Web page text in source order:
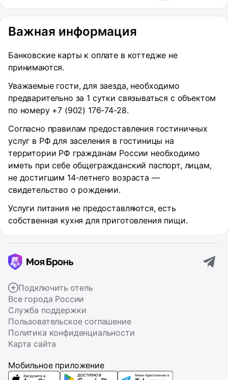
Важная информация
Банковские карты к оплате в коттедже не
принимаются.
Уважаемые гости, для заезда, необходимо
предварительно за 1 сутки связываться с объектом
по номеру +7 (902) 176-74-28.
Согласно правилам предоставления гостиничных
услуг в РФ для заселения в гостиницы на
территории РФ гражданам России необходимо
иметь при себе общегражданский паспорт, лицам,
не достигшим 14-летнего возраста —
свидетельство о рождении.
Услуги питания не предоставляются, есть
собственная кухня для приготовления пищи.
Подключить отель
Все города России
Служба поддержки
Пользовательское соглашение
Политика конфиденциальности
Карта сайта
Мобильное приложение